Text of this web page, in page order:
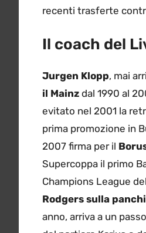
recenti trasferte
Il coach del
Jurgen Klopp, mai
il Mainz dal 1990 al
evitato nel 2001 la
prima promozione in
2007 firma per il
Supercoppa il primo
Champions League
Rodgers sulla
anno, arriva a un